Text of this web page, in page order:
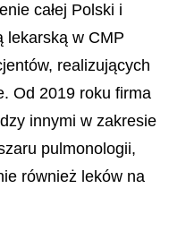
całej Polski i
lekarską w CMP
realizujących
Od 2019 roku firma
innymi w zakresie
pulmonologii,
również leków na